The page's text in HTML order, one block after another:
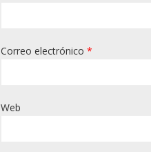
Correo electrónico *
Web